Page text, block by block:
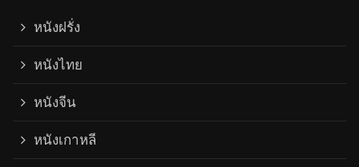
หนังฝรั่ง
หนังไทย
หนังจีน
หนังเกาหลี